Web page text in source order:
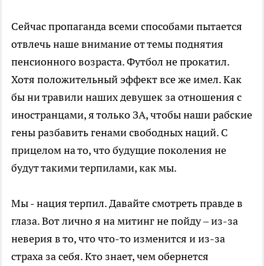
Сейчас пропаганда всеми способами пытается
отвлечь наше внимание от темы поднятия
пенсионного возраста. Футбол не прокатил.
Хотя положительный эффект все же имел. Как
бы ни травили наших девушек за отношения с
иностранцами, я только ЗА, чтобы наши рабские
гены разбавить генами свободных наций. С
прицелом на то, что будущие поколения не
будут такими терпилами, как мы.
Мы - нация терпил. Давайте смотреть правде в
глаза. Вот лично я на митинг не пойду – из-за
неверия в то, что что-то изменится и из-за
страха за себя. Кто знает, чем обернется